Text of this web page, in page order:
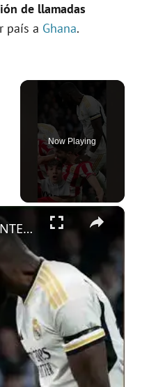
de llamadas
país a Ghana.
Now Playing
×
ESCÁNDALO INTERNACIONAL